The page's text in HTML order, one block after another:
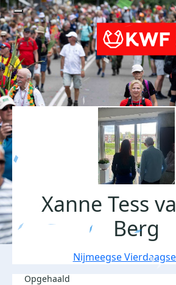
Xanne Tess
Berg
Nijmeegse
Opgehaald